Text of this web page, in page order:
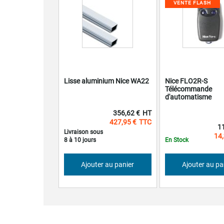
Lisse aluminium Nice WA22
Livraison sous
8 à 10 jours
427,95 €
356,62 €
Ajouter au panier
VENTE FLASH
Nice FLO2R-S
Télécommande
d'automatisme
En Stock
Prix
Ajouter au